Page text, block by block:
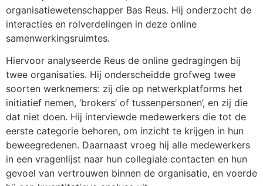
organisatiewetenschapper Bas Reus. Hij onderzocht de
interacties en rolverdelingen in deze online
samenwerkingsruimtes.
Hiervoor analyseerde Reus de online gedragingen bij
twee organisaties. Hij onderscheidde grofweg twee
soorten werknemers: zij die op netwerkplatforms het
initiatief nemen, ‘brokers’ of tussenpersonen’, en zij die
dat niet doen. Hij interviewde medewerkers die tot de
eerste categorie behoren, om inzicht te krijgen in hun
beweegredenen. Daarnaast vroeg hij alle medewerkers
in een vragenlijst naar hun collegiale contacten en hun
gevoel van vertrouwen binnen de organisatie, en voerde